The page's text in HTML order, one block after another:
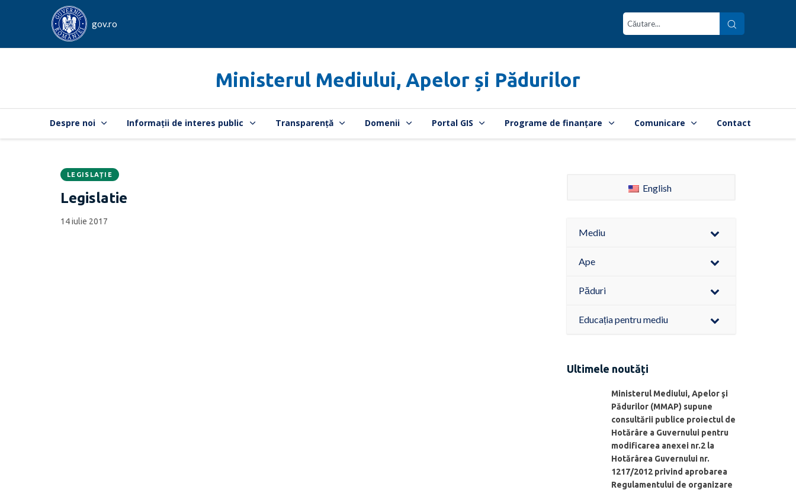
gov.ro
Ministerul Mediului, Apelor și Pădurilor
Despre noi Informații de interes public Transparență Domenii Portal GIS Programe de finanțare Comunicare Contact
CATEGORIA:
LEGISLAȚIE
Legislatie
Data
publicării:
14 iulie 2017
English
Mediu
Ape
Păduri
Educația pentru mediu
Ultimele noutăți
Ministerul Mediului, Apelor şi
Pădurilor (MMAP) supune
consultării publice proiectul de
Hotărâre a Guvernului pentru
modificarea anexei nr.2 la
Hotărârea Guvernului nr.
1217/2012 privind aprobarea
Regulamentului de organizare